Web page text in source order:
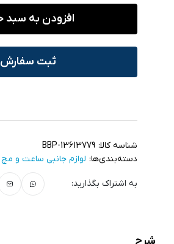
افزودن به سبد
ثبت سفارش
شناسه کالا: BBP-13613779
دسته‌بندی‌ها: لوازم جانبی ساعت و
به اشتراک بگذارید: